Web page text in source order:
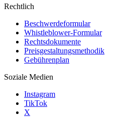
Rechtlich
Beschwerdeformular
Whistleblower-Formular
Rechtsdokumente
Preisgestaltungsmethodik
Gebührenplan
Soziale Medien
Instagram
TikTok
X